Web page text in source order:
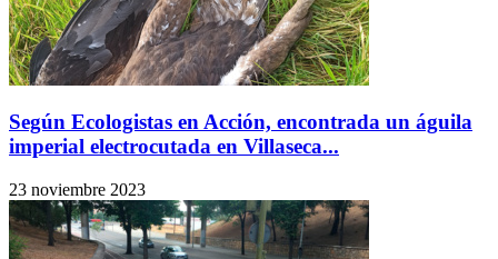
Según Ecologistas en Acción, encontrada un águila
imperial electrocutada en Villaseca...
23 noviembre 2023